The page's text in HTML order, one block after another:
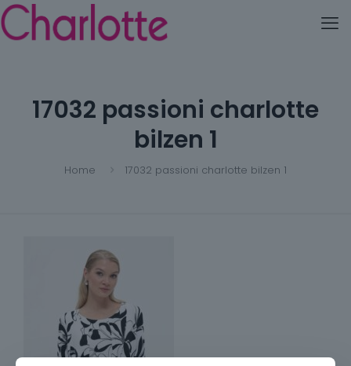
17032 passioni charlotte
bilzen 1
Home 17032 passioni charlotte bilzen 1